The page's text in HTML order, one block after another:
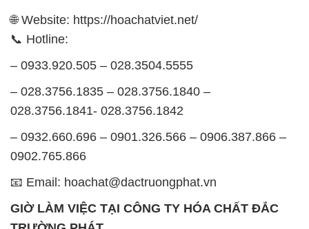
📧 Email: hoachat@dactruongphat.vn
GIỜ LÀM VIỆC TẠI CÔNG TY HÓA CHẤT ĐẮC
TRƯỜNG PHÁT
Thời gian làm việctại Hóa Chất Đắc Trường Phát
được tổ chức như sau:
Thứ 2 đến thứ 6: Buổi sáng: từ 8h đến 11h – Buổi
chiều: từ 12h30 đến 17h
Thứ 7: Buổi sáng: từ 8h đến 11h – Buổi chiều: từ
Chủ nhật: Nghỉ chủ nhật hàng tuần